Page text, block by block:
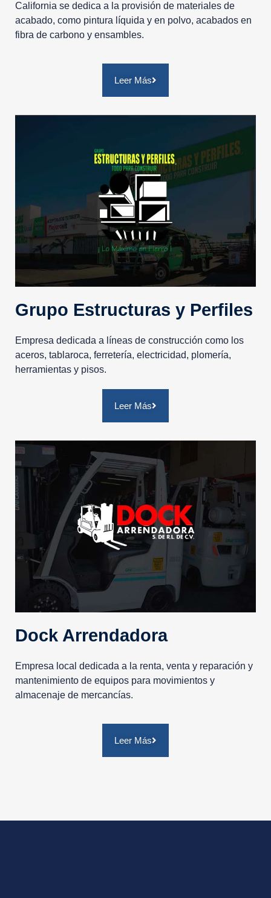
California se dedica a la provisión de materiales de
acabado, como pintura líquida y en polvo, acabados en
fibra de carbono y ensambles.
Leer Más
Grupo Estructuras y Perfiles
Empresa dedicada a líneas de construcción como los
aceros, tablaroca, ferretería, electricidad, plomería,
herramientas y pisos.
Leer Más
Dock Arrendadora
Empresa local dedicada a la renta, venta y reparación y
mantenimiento de equipos para movimientos y
almacenaje de mercancías.
Leer Más